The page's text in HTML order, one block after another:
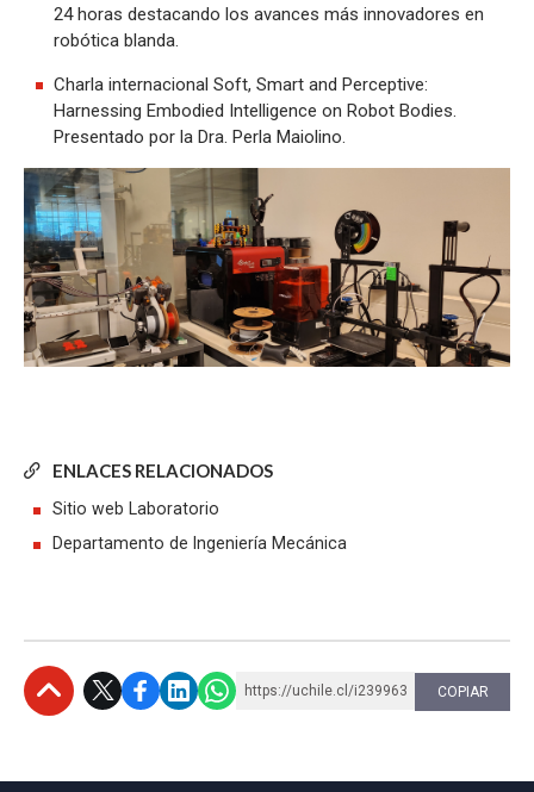
ENLACES RELACIONADOS
Sitio web Laboratorio
Departamento de Ingeniería Mecánica
24 horas destacando los avances más innovadores en
robótica blanda.
Charla internacional Soft, Smart and Perceptive:
Harnessing Embodied Intelligence on Robot Bodies.
Presentado por la Dra. Perla Maiolino.
https://uchile.cl/i239963 COPIAR